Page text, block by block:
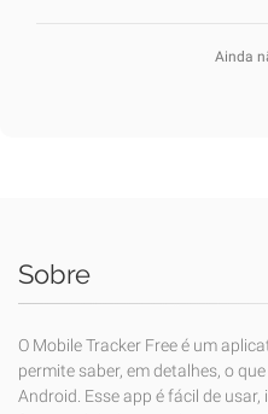
Ainda
Sobre
O Mobile Tracker Free é um
permite saber, em detalhes, o
Android. Esse app é fácil de